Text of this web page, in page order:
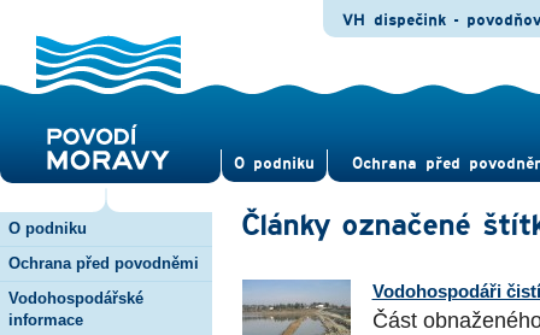
O pod­niku Ochrana před
VH dispečink -
O podniku
Ochrana před povodněmi
Vodohospodářské
informace
Články označené
Vodohospodáři
Část